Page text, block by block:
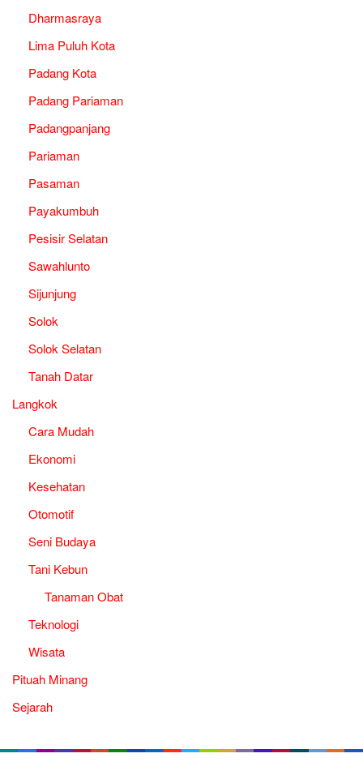
Dharmasraya
Lima Puluh Kota
Padang Kota
Padang Pariaman
Padangpanjang
Pariaman
Pasaman
Payakumbuh
Pesisir Selatan
Sawahlunto
Sijunjung
Solok
Solok Selatan
Tanah Datar
Langkok
Cara Mudah
Ekonomi
Kesehatan
Otomotif
Seni Budaya
Tani Kebun
Tanaman Obat
Teknologi
Wisata
Pituah Minang
Sejarah